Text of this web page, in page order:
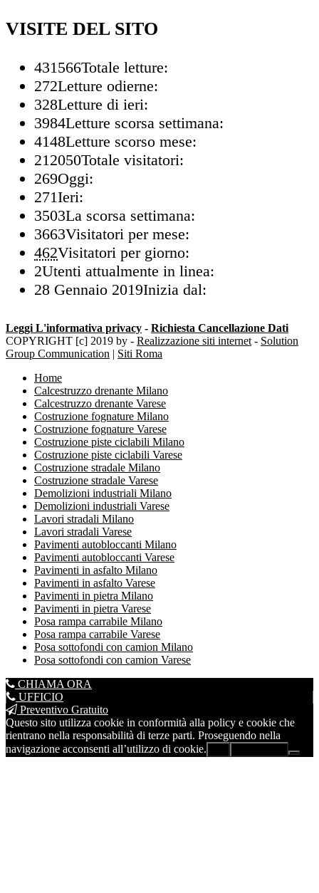
VISITE DEL SITO
431566Totale letture:
272Letture odierne:
328Letture di ieri:
3984Letture scorsa settimana:
4148Letture scorso mese:
212050Totale visitatori:
269Oggi:
271Ieri:
3503La scorsa settimana:
3663Visitatori per mese:
462Visitatori per giorno:
2Utenti attualmente in linea:
28 Gennaio 2019Inizia dal:
Leggi L'informativa privacy - Richiesta Cancellazione Dati
COPYRIGHT [c] 2019 by - Realizzazione siti internet - Solution
Group Communication | Siti Roma
Home
Calcestruzzo drenante Milano
Calcestruzzo drenante Varese
Costruzione fognature Milano
Costruzione fognature Varese
Costruzione piste ciclabili Milano
Costruzione piste ciclabili Varese
Costruzione stradale Milano
Costruzione stradale Varese
Demolizioni industriali Milano
Demolizioni industriali Varese
Lavori stradali Milano
Lavori stradali Varese
Pavimenti autobloccanti Milano
Pavimenti autobloccanti Varese
Pavimenti in asfalto Milano
Pavimenti in asfalto Varese
Pavimenti in pietra Milano
Pavimenti in pietra Varese
Posa rampa carrabile Milano
Posa rampa carrabile Varese
Posa sottofondi con camion Milano
Posa sottofondi con camion Varese
CHIAMA ORA
UFFICIO
Preventivo Gratuito
Questo sito utilizza cookie in conformità alla policy e cookie che
rientrano nella responsabilità di terze parti. Proseguendo nella
navigazione acconsenti all’utilizzo di cookie.